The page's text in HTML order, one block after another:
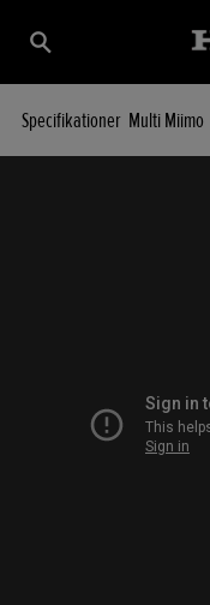
Specifikationer Multi Miimo